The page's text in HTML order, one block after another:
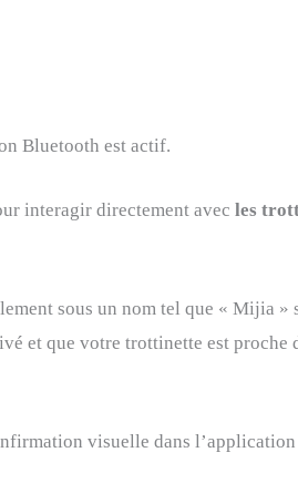
Bluetooth est actif.
interagir directement avecles
sous un nom tel que « Mijia »
et que votre trottinette est proche
visuelle dans